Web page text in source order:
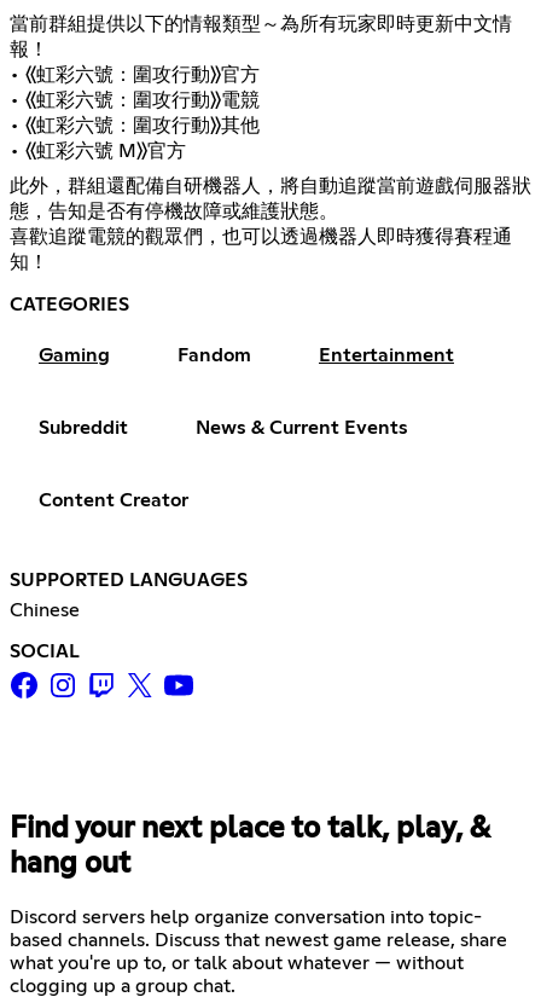
當前群組提供以下的情報類型～為所有玩家即時更新中文情
報！
• 《虹彩六號：圍攻行動》官方
• 《虹彩六號：圍攻行動》電競
• 《虹彩六號：圍攻行動》其他
• 《虹彩六號 M》官方
此外，群組還配備自研機器人，將自動追蹤當前遊戲伺服器狀
態，告知是否有停機故障或維護狀態。
喜歡追蹤電競的觀眾們，也可以透過機器人即時獲得賽程通
知！
CATEGORIES
Gaming Fandom Entertainment
Subreddit News & Current Events
Content Creator
SUPPORTED LANGUAGES
Chinese
SOCIAL
Find your next place to talk, play, &
hang out
Discord servers help organize conversation into topic-
based channels. Discuss that newest game release, share
what you're up to, or talk about whatever — without
clogging up a group chat.